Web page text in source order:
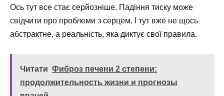
Ось тут все стає серйозніше. Падіння тиску може
свідчити про проблеми з серцем. І тут вже не щось
абстрактне, а реальність, яка диктує свої правила.
Читати Фиброз печени 2 степени:
продолжительность жизни и прогнозы